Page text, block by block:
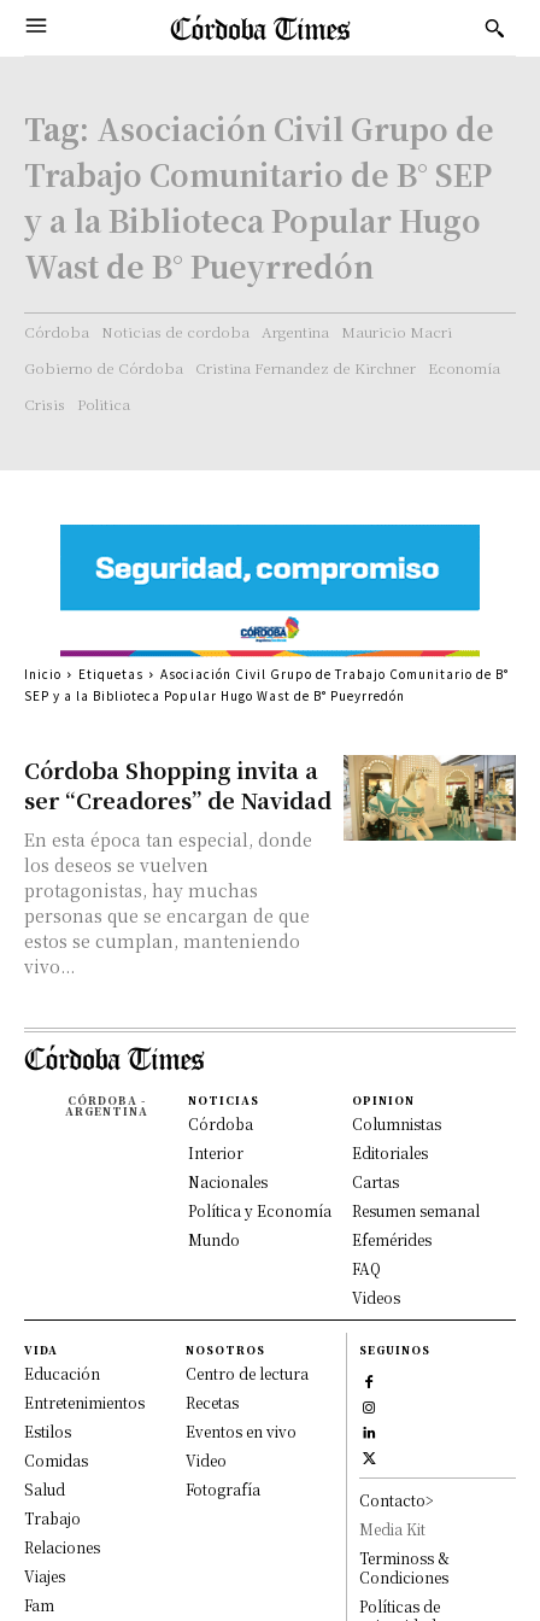
Tag: Asociación Civil Grupo de
Trabajo Comunitario de B° SEP
y a la Biblioteca Popular Hugo
Wast de B° Pueyrredón
Córdoba Noticias de cordoba Argentina
Mauricio Macri
Gobierno de Córdoba
Cristina Fernandez de Kirchner
Economía
Crisis
Politica
Córdoba Shopping invita a
ser “Creadores” de Navidad
En esta época tan especial, donde
los deseos se vuelven
protagonistas, hay muchas
personas que se encargan de que
estos se cumplan, manteniendo
vivo...
Inicio Etiquetas
Asociación Civil Grupo de Trabajo Comunitario de B°
SEP y a la Biblioteca Popular Hugo Wast de B° Pueyrredón
CÓRDOBA -
ARGENTINA
NOTICIAS
Córdoba
Interior
Nacionales
Política y Economía
Mundo
OPINION
Columnistas
Editoriales
Cartas
Resumen semanal
Efemérides
FAQ
Videos
VIDA
Educación
Entretenimientos
Estilos
Comidas
Salud
Trabajo
Relaciones
Viajes
Fam
NOSOTROS
Centro de lectura
Recetas
Eventos en vivo
Video
Fotografía
SEGUINOS
Contacto>
Media Kit
Terminoss &
Condiciones
Políticas de